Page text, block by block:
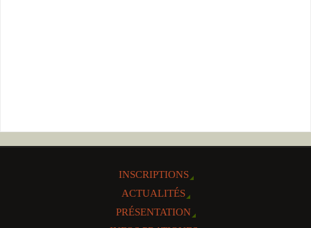
INSCRIPTIONS
ACTUALITÉS
PRÉSENTATION